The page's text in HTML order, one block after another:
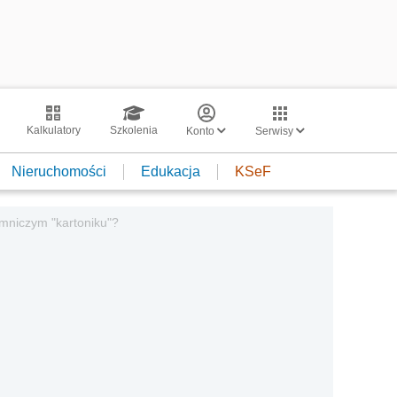
Kalkulatory Szkolenia Konto Serwisy
Nieruchomości Edukacja KSeF
"kartoniku"?